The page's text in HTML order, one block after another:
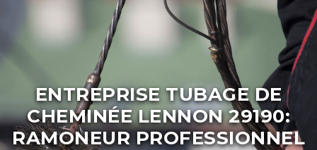
ENTREPRISE TUBAGE DE
CHEMINÉE LENNON 29190:
RAMONEUR PROFESSIONNEL